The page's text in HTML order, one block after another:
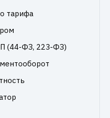
тарифа
(44-ФЗ, 223-ФЗ)